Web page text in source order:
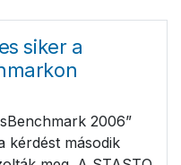
siker a
2006”
kérdést második